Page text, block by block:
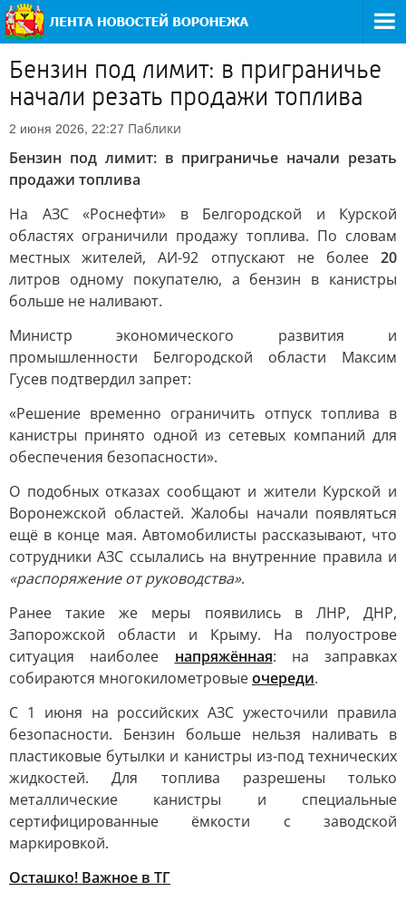
Бензин под лимит: в приграничье
начали резать продажи топлива
2 июня 2026, 22:27 Паблики
Бензин под лимит: в приграничье начали резать
продажи топлива
На АЗС «Роснефти» в Белгородской и Курской
областях ограничили продажу топлива. По словам
местных жителей, АИ-92 отпускают не более 20
литров одному покупателю, а бензин в канистры
больше не наливают.
Министр экономического развития и
промышленности Белгородской области Максим
Гусев подтвердил запрет:
«Решение временно ограничить отпуск топлива в
канистры принято одной из сетевых компаний для
обеспечения безопасности».
О подобных отказах сообщают и жители Курской и
Воронежской областей. Жалобы начали появляться
ещё в конце мая. Автомобилисты рассказывают, что
сотрудники АЗС ссылались на внутренние правила и
«распоряжение от руководства».
Ранее такие же меры появились в ЛНР, ДНР,
Запорожской области и Крыму. На полуострове
ситуация наиболее напряжённая: на заправках
собираются многокилометровыеочереди.
С 1 июня на российских АЗС ужесточили правила
безопасности. Бензин больше нельзя наливать в
пластиковые бутылки и канистры из-под технических
жидкостей. Для топлива разрешены только
металлические канистры и специальные
сертифицированные ёмкости с заводской
маркировкой.
Осташко! Важное в ТГ